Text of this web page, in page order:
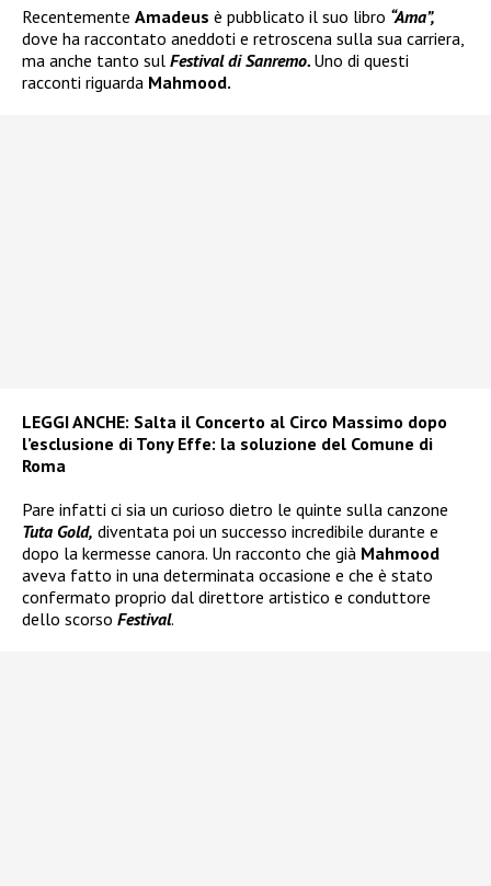
Recentemente Amadeus è pubblicato il suo libro “Ama”,
dove ha raccontato aneddoti e retroscena sulla sua carriera,
ma anche tanto sul Festival di Sanremo. Uno di questi
racconti riguarda Mahmood.
LEGGI ANCHE: Salta il Concerto al Circo Massimo dopo
l’esclusione di Tony Effe: la soluzione del Comune di
Roma
Pare infatti ci sia un curioso dietro le quinte sulla canzone
Tuta Gold, diventata poi un successo incredibile durante e
dopo la kermesse canora. Un racconto che già Mahmood
aveva fatto in una determinata occasione e che è stato
confermato proprio dal direttore artistico e conduttore
dello scorso Festival.